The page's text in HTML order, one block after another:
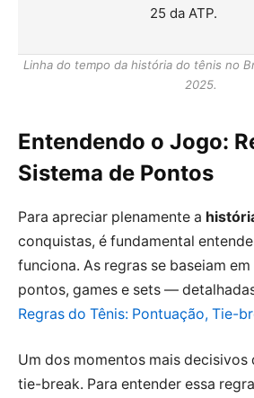
25 da ATP.
Linha do tempo da história do tênis no
2025.
Entendendo o Jogo:
Sistema de Pontos
Para apreciar plenamente a
conquistas, é fundamental
funciona. As regras se baseiam
pontos, games e sets —
Regras do Tênis: Pontuação, Tie-
Um dos momentos mais decisivos
tie-break. Para entender essa